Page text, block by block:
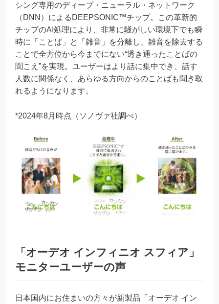
シング専用のディープ・ニューラル・ネットワーク
（DNN）によるDEEPSONIC™チップ。この革新的
チップのAI処理により、非常に騒がしい環境下でも瞬
時に「ことば」と「雑音」を分離し、雑音を除去する
ことで全方位から今までにない“透き通ったことばの
聞こえ”を実現。ユーザーはより話に集中でき、話す
人数に関係なく、あらゆる方向からのことばも聞き取
れるようになります。
*2024年8月時点（ソノヴァ社調べ）
「オーデオ インフィニオ スフィア」
モニターユーザーの声
日本国内にお住まいの方々が新製品「オーデオ イン